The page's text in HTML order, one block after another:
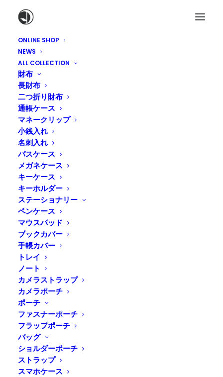
ONLINE SHOP
NEWS
ALL COLLECTION
財布
長財布
二つ折り財布
通帳ケース
マネークリップ
小銭入れ
名刺入れ
パスケース
メガネケース
キーケース
キーホルダー
ステーショナリー
ペンケース
マウスパッド
ブックカバー
手帳カバー
トレイ
ノート
カメラストラップ
カメラポーチ
ポーチ
ファスナーポーチ
フラップポーチ
バッグ
ショルダーポーチ
ストラップ
スマホケース
Home⁄
DURAM ファスナーポーチA6 ショルダー
身軽にお手がけ、A6サイズのショルダーポーチ
スマホと小さいお財布など、少量の荷物を持ち歩きたい
時に便利なA6サイズのショルダーポーチ。ファスナー
ポーチA6にショルダーを取り付けました。スマホポー